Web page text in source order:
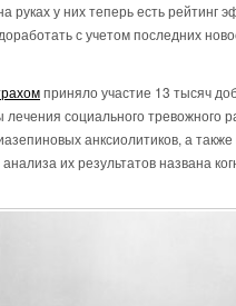
руках у них теперь есть рейтинг
с учетом последних
приняло участие 13 тысяч
социального тревожного
анксиолитиков, а
их результатов названа